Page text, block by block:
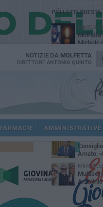
NOTIZIE DA MOLFETTA
DIRETTORE ANTONIO QUINTO
FARMACIE AMMINISTRATIVE
PIÙ LETTI
Molfetta
Michele
GIOVEDÌ 6
SABATO
La
pubblicato il bando
GIOVEDÌ 6
Molfetta
maestra
SABATO
Amato:
fatto rispettare il